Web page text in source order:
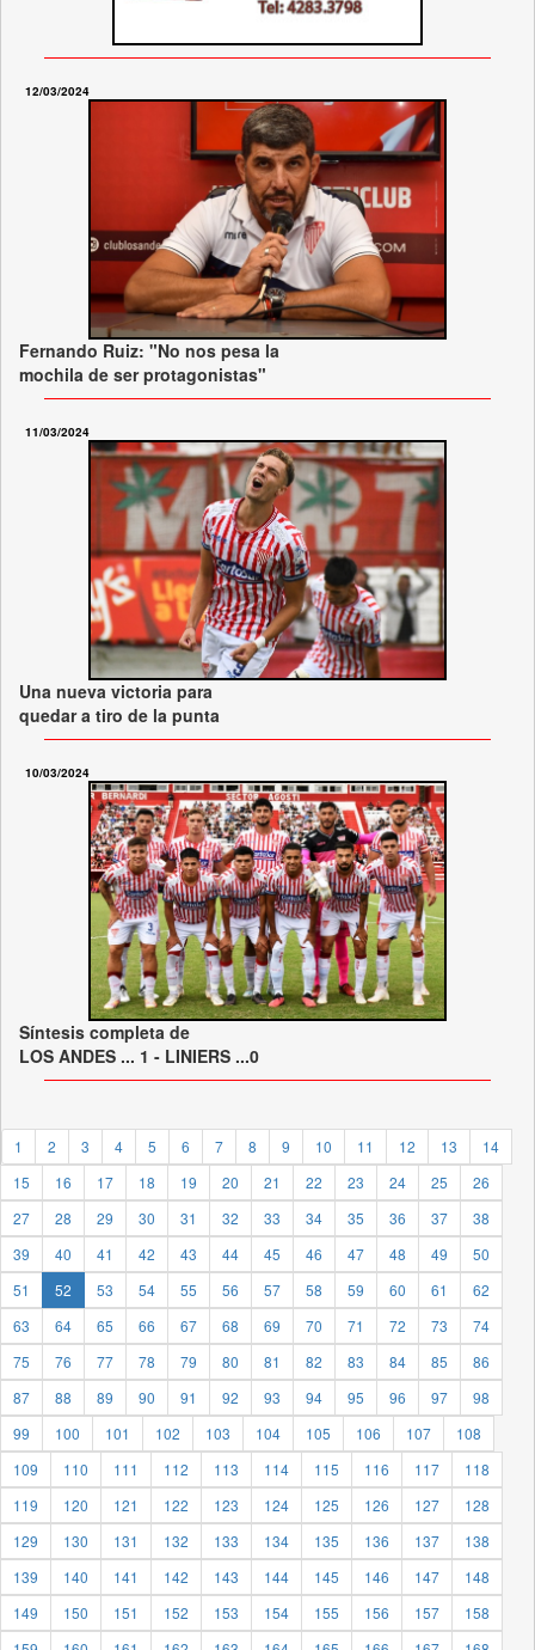
12/03/2024
Fernando Ruiz: "No nos pesa la
mochila de ser protagonistas"
11/03/2024
Una nueva victoria para
quedar a tiro de la punta
10/03/2024
Síntesis completa de
LOS ANDES ... 1 - LINIERS ...0
1 2 3 4 5 6 7 8 9 10 11 12 13
14
15
16 17 18 19 20 21 22 23 24 25
26
27
28 29 30 31 32 33 34 35 36 37
38
39
40 41 42 43 44 45 46 47 48 49
50
51
52 53 54 55 56 57 58 59 60 61
62
63
64 65 66 67 68 69 70 71 72 73
74
75
76 77 78 79 80 81 82 83 84 85
86
87
88 89 90 91 92 93 94 95 96 97
98
99
100 101 102 103 104 105 106 107
108
109
110 111 112 113 114 115 116 117
118
119
120 121 122 123 124 125 126 127
128
129
130 131 132 133 134 135 136 137
138
139
140 141 142 143 144 145 146 147
148
149
150 151 152 153 154 155 156 157
158